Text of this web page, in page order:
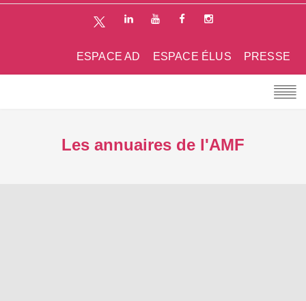
PRESSE
ESPACE ÉLUS
ESPACE AD
Les annuaires de l'AMF